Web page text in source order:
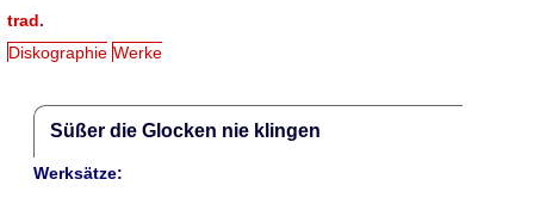
trad.
Diskographie Werke
Süßer die Glocken nie klingen
Werksätze: